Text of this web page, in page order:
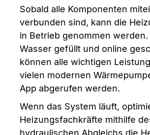
Sobald alle Komponenten
verbunden sind, kann die
in Betrieb genommen
Wasser gefüllt und online
können alle wichtigen
vielen modernen
App abgerufen werden.
Wenn das System läuft,
Heizungsfachkräfte mithilfe
hydraulischen Abgleichs die